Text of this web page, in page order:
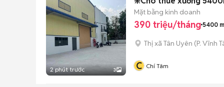
2 phút trước 3
Mặt bằng kinh doanh
390 triệu/tháng 5400
Thị xã Tân Uyên (P. Vĩnh
C Chí Tâm